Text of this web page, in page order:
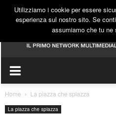
Home La piazza che spiazza
La piazza che spiazza
Utilizziamo i cookie per essere
esperienza sul nostro sito. Se
assumiamo che tu ne